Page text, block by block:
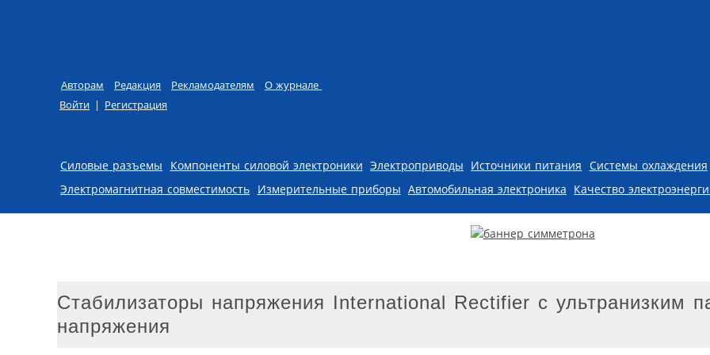
Авторам Редакция Рекламодателям
О журнале
Войти | Регистрация
Skip to content
Силовые разъемы Компоненты силовой электроники Электроприводы Источники питания Системы охлаждения
Электромагнитная совместимость Измерительные приборы Автомобильная электроника Качество
Стабилизаторы напряжения International Rectifier с ультранизким
напряжения